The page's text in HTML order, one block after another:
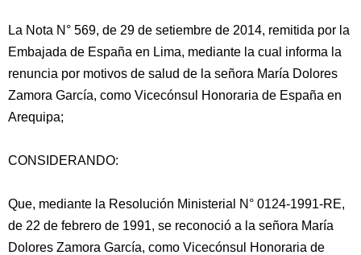
La Nota N° 569, de 29 de setiembre de 2014, remitida por la
Embajada de España en Lima, mediante la cual informa la
renuncia por motivos de salud de la señora María Dolores
Zamora García, como Vicecónsul Honoraria de España en
Arequipa;
CONSIDERANDO:
Que, mediante la Resolución Ministerial N° 0124-1991-RE,
de 22 de febrero de 1991, se reconoció a la señora María
Dolores Zamora García, como Vicecónsul Honoraria de